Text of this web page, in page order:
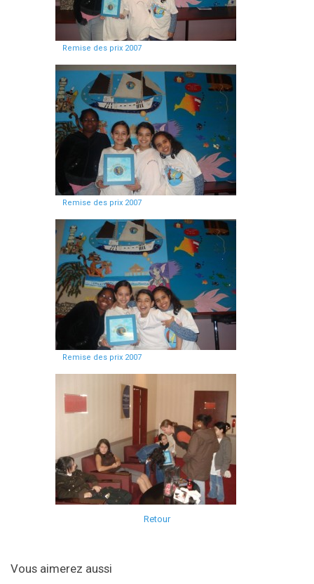
Remise des prix 2007
Remise des prix 2007
Remise des prix 2007
Retour
Vous aimerez aussi